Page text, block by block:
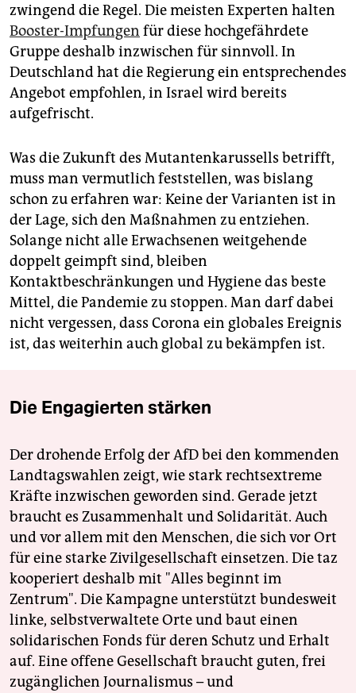
zwingend die Regel. Die meisten Experten halten
Booster-Impfungen für diese hochgefährdete
Gruppe deshalb inzwischen für sinnvoll. In
Deutschland hat die Regierung ein entsprechendes
Angebot empfohlen, in Israel wird bereits
aufgefrischt.
Was die Zukunft des Mutantenkarussells betrifft,
muss man vermutlich feststellen, was bislang
schon zu erfahren war: Keine der Varianten ist in
der Lage, sich den Maßnahmen zu entziehen.
Solange nicht alle Erwachsenen weitgehende
doppelt geimpft sind, bleiben
Kontaktbeschränkungen und Hygiene das beste
Mittel, die Pandemie zu stoppen. Man darf dabei
nicht vergessen, dass Corona ein globales Ereignis
ist, das weiterhin auch global zu bekämpfen ist.
Die Engagierten stärken
Der drohende Erfolg der AfD bei den kommenden
Landtagswahlen zeigt, wie stark rechtsextreme
Kräfte inzwischen geworden sind. Gerade jetzt
braucht es Zusammenhalt und Solidarität. Auch
und vor allem mit den Menschen, die sich vor Ort
für eine starke Zivilgesellschaft einsetzen. Die taz
kooperiert deshalb mit "Alles beginnt im
Zentrum". Die Kampagne unterstützt bundesweit
linke, selbstverwaltete Orte und baut einen
solidarischen Fonds für deren Schutz und Erhalt
auf. Eine offene Gesellschaft braucht guten, frei
zugänglichen Journalismus – und